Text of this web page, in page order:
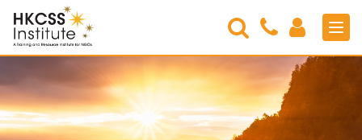
HKCSS
Institute
Search
Contact
Us
Login